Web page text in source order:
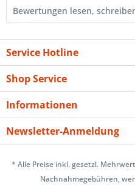
Bewertungen lesen,
Service Hotline
Shop Service
Informationen
Newsletter-Anmeldung
* Alle Preise inkl. gesetzl.
Nachnahmegebühren,